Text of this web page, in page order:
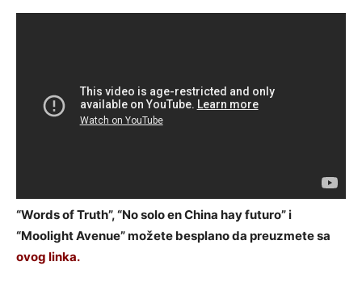
“Words of Truth”, “No solo en China hay futuro” i
“Moolight Avenue” možete besplano da preuzmete sa
ovog linka.